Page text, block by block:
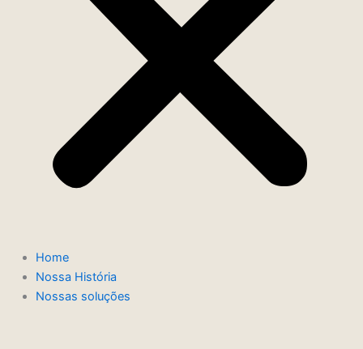
Home
Nossa História
Nossas soluções